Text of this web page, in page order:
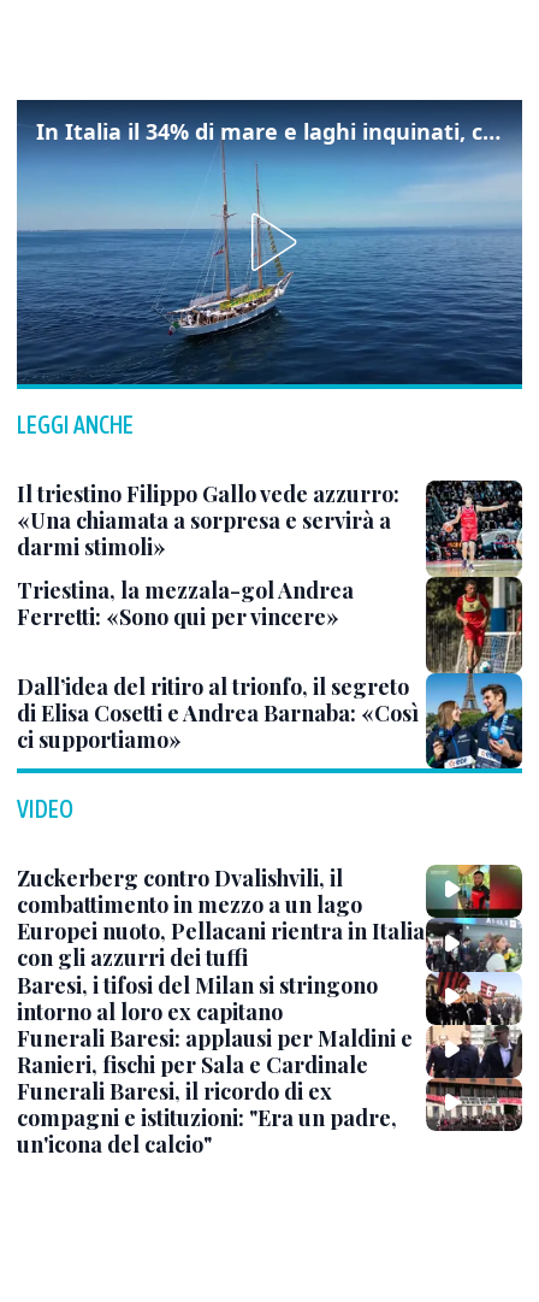
In Italia il 34% di mare e laghi inquinati, colpa della maladepurazione
LEGGI ANCHE
Il triestino Filippo Gallo vede azzurro:
«Una chiamata a sorpresa e servirà a
darmi stimoli»
Triestina, la mezzala-gol Andrea
Ferretti: «Sono qui per vincere»
Dall’idea del ritiro al trionfo, il segreto
di Elisa Cosetti e Andrea Barnaba: «Così
ci supportiamo»
VIDEO
Zuckerberg contro Dvalishvili, il
combattimento in mezzo a un lago
Europei nuoto, Pellacani rientra in Italia
con gli azzurri dei tuffi
Baresi, i tifosi del Milan si stringono
intorno al loro ex capitano
Funerali Baresi: applausi per Maldini e
Ranieri, fischi per Sala e Cardinale
Funerali Baresi, il ricordo di ex
compagni e istituzioni: "Era un padre,
un'icona del calcio"